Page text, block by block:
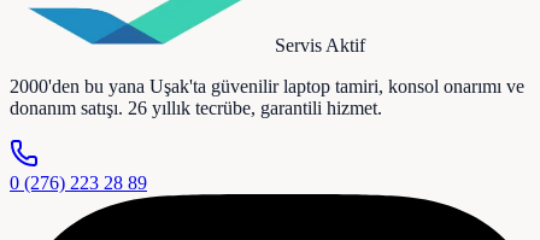
Servis Aktif
2000'den bu yana Uşak'ta güvenilir laptop tamiri, konsol onarımı ve
donanım satışı. 26 yıllık tecrübe, garantili hizmet.
0 (276) 223 28 89